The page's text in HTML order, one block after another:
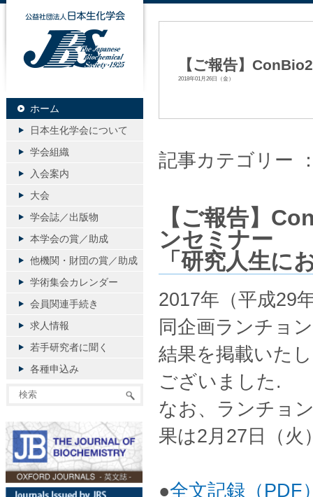
【ご報告】
2018年01月26日（金）
記事カテゴリー
【ご報告】
ンセミナー
「研究人生に
2017年（平成29
同企画ランチョ
結果を掲載いた
ございました.
なお、ランチョ
果は2月27日（火
●全文記録（PDF
公益社団法人日本生化学会
ホーム
日本生化学会について
学会組織
入会案内
大会
学会誌／出版物
本学会の賞／助成
他機関・財団の賞／助成
学術集会カレンダー
会員関連手続き
求人情報
若手研究者に聞く
各種申込み